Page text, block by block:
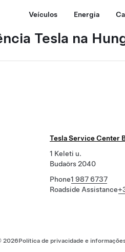
Veículos Energia
Tesla na
Tesla Service Center
1 Keleti u.
Budaörs 2040
Phone1 987 6737
Roadside Assistance
2026Política de privacidade e